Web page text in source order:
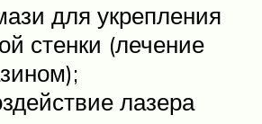
для укрепления
стенки (лечение
лазера